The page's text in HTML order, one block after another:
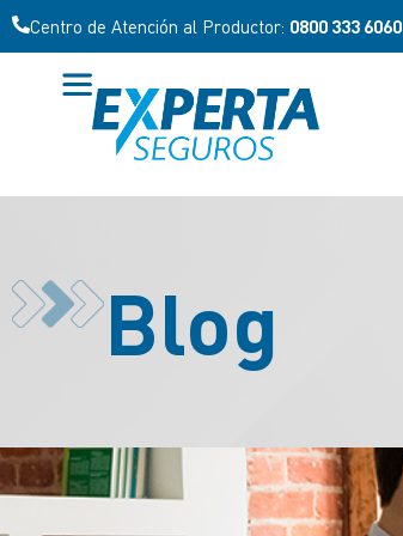
Centro de Atención al Productor: 0800 333 6060
Blog